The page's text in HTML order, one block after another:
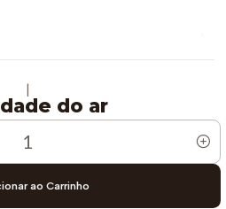
|
do ar
ao Carrinho